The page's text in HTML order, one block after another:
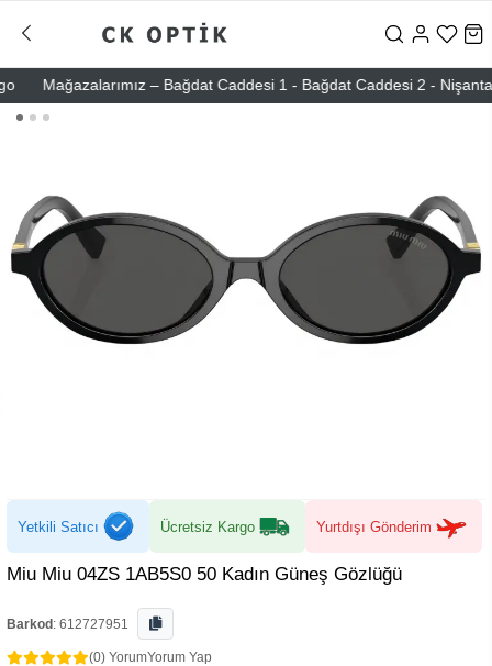
Mağazalarımız – Bağdat Caddesi 1 - Bağdat Caddesi 2 - Nişantaşı
Yetkili Satıcı Ücretsiz Kargo Yurtdışı Gönderim
Miu Miu 04ZS 1AB5S0 50 Kadın Güneş Gözlüğü
Barkod : 612727951
(0) YorumYorum Yap